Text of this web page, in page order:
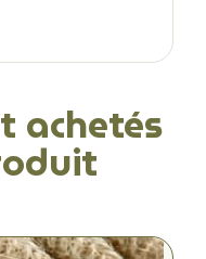
achetés